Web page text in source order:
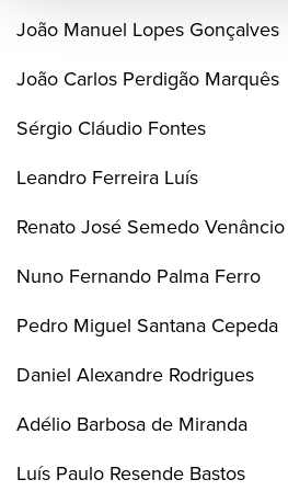
João Manuel Lopes Gonçalves
João Carlos Perdigão Marquês
Sérgio Cláudio Fontes
Leandro Ferreira Luís
Renato José Semedo Venâncio
Nuno Fernando Palma Ferro
Pedro Miguel Santana Cepeda
Daniel Alexandre Rodrigues
Adélio Barbosa de Miranda
Luís Paulo Resende Bastos